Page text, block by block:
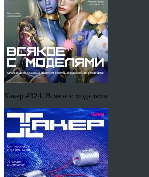
Хакер #324. Всякое с моделями